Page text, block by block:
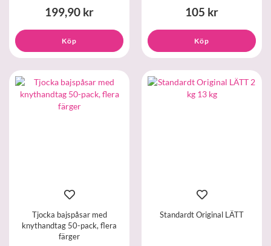
199,90 kr
Köp
105 kr
Köp
Tjocka bajspåsar med
knythandtag 50-pack, flera
färger
Standardt Original LÄTT